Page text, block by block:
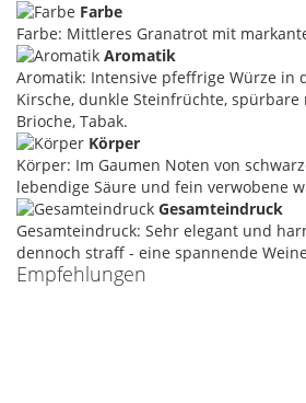
Farbe
Farbe: Mittleres Granatrot mit
Aromatik
Aromatik: Intensive pfeffrige Würze in
Kirsche, dunkle Steinfrüchte, spürbare
Brioche, Tabak.
Körper
Körper: Im Gaumen Noten von
lebendige Säure und fein verwobene
Gesamteindruck
Gesamteindruck: Sehr elegant und
dennoch straff - eine spannende
Empfehlungen